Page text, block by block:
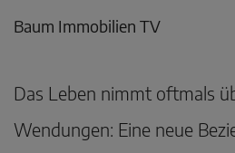
Baum Immobilien TV
Das Leben nimmt oftmals
Wendungen: Eine neue